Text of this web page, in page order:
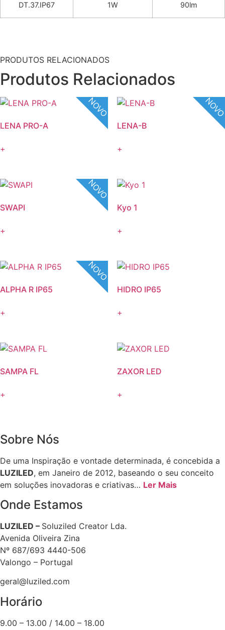
DT.37.IP67 1W 90lm
PRODUTOS RELACIONADOS
Produtos Relacionados
NOVO
LENA PRO-A
+
LENA-B
+
NOVO
SWAPI
+
Kyo 1
+
NOVO
ALPHA R IP65
+
HIDRO IP65
+
SAMPA FL
+
ZAXOR LED
+
Sobre Nós
De uma Inspiração e vontade determinada, é concebida a
LUZILED, em Janeiro de 2012, baseando o seu conceito
em soluções inovadoras e criativas… Ler Mais
Onde Estamos
LUZILED – Soluziled Creator Lda.
Avenida Oliveira Zina
Nº 687/693 4440-506
Valongo – Portugal
geral@luziled.com
Horário
9.00 – 13.00 / 14.00 – 18.00